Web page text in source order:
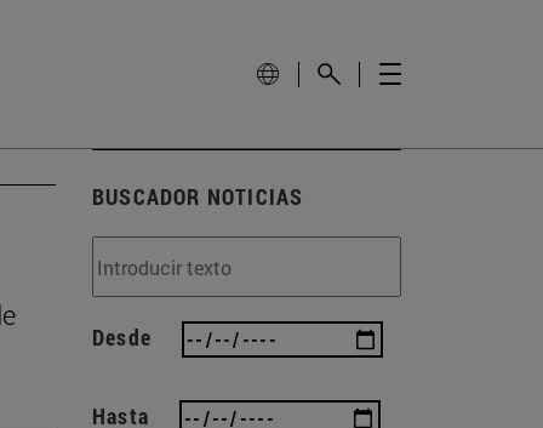
BUSCADOR NOTICIAS
Desde
Hasta